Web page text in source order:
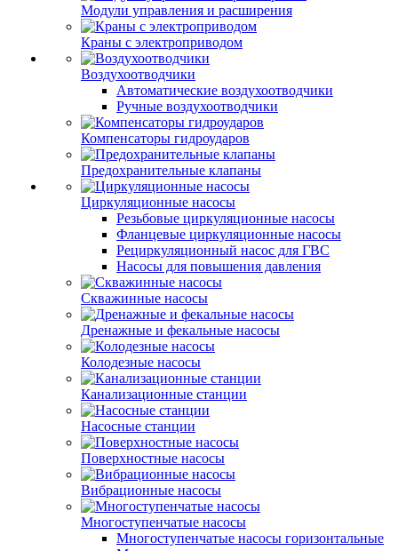
Модули управления и расширения
Краны с электроприводом
Воздухоотводчики
Автоматические воздухоотводчики
Ручные воздухоотводчики
Компенсаторы гидроударов
Предохранительные клапаны
Циркуляционные насосы
Резьбовые циркуляционные насосы
Фланцевые циркуляционные насосы
Рециркуляционный насос для ГВС
Насосы для повышения давления
Скважинные насосы
Дренажные и фекальные насосы
Колодезные насосы
Канализационные станции
Насосные станции
Поверхностные насосы
Вибрационные насосы
Многоступенчатые насосы
Многоступенчатые насосы горизонтальные